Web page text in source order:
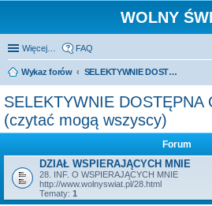
WOLNY
Więcej… FAQ
Wykaz forów
SELEKTYWNIE DOSTĘPNA CZĘŚĆ FORUM (czytać mogą wszyscy)
SELEKTYWNIE DOSTĘPNA
(czytać mogą wszyscy)
Forum
DZIAŁ WSPIERAJĄCYCH MNIE
28. INF. O WSPIERAJĄCYCH MNIE
http://www.wolnyswiat.pl/28.html
Tematy: 1